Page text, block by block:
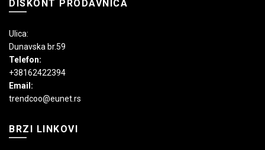
DISKONT PRODAVNICA
Ulica:
Dunavska br.59
Telefon:
+38162422394
Email:
trendcoo@eunet.rs
BRZI LINKOVI